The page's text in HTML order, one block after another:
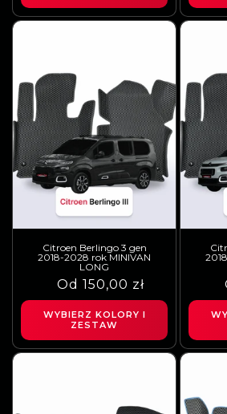
Citroen Berlingo 3 gen
2018-2028 rok MINIVAN
LONG
Cena
regularna
Cena
sprzedaży
Od 150,00 zł
WYBIERZ KOLORY I
ZESTAW